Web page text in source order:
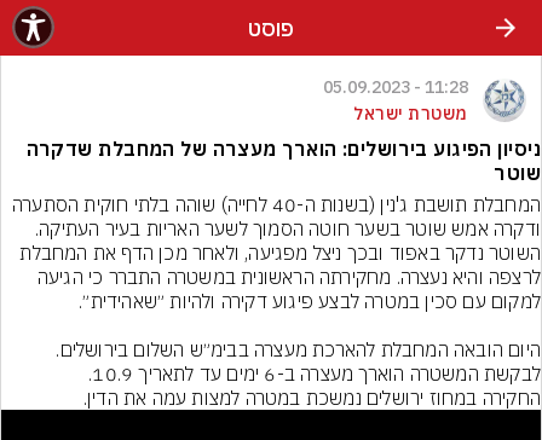
פוסט
11:28 - 05.09.2023
משטרת ישראל
ניסיון הפיגוע בירושלים: הוארך מעצרה של המחבלת שדקרה
שוטר
השוטר נדקר באפוד ובכך ניצל מפגיעה, ולאחר מכן הדף את המחבלת
החקירה במחוז ירושלים נמשכת במטרה למצות עמה את הדין.